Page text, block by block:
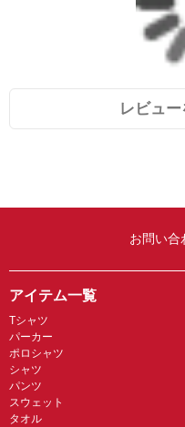
レビュ
お問い合
アイテム一覧
Tシャツ
パーカー
ポロシャツ
シャツ
パンツ
スウェット
タオル